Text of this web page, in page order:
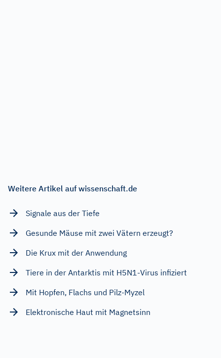
Weitere Artikel auf wissenschaft.de
Signale aus der Tiefe
Gesunde Mäuse mit zwei Vätern erzeugt?
Die Krux mit der Anwendung
Tiere in der Antarktis mit H5N1-Virus infiziert
Mit Hopfen, Flachs und Pilz-Myzel
Elektronische Haut mit Magnetsinn